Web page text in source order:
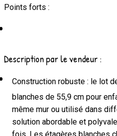
Points forts :
Description par le vendeur :
Construction robuste : le lot
blanches de 55,9 cm pour
même mur ou utilisé dans
solution abordable et